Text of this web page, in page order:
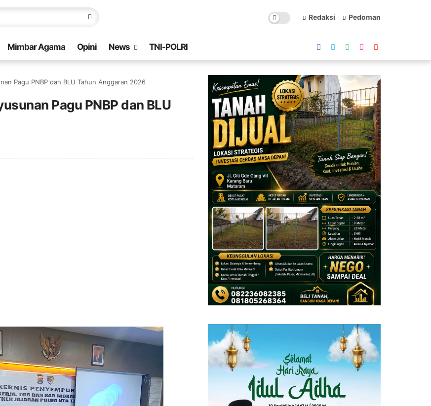
Redaksi Pedoman
Mimbar Agama Opini News TNI-POLRI
Pagu PNBP dan BLU Tahun Anggaran 2026
Pagu PNBP dan BLU